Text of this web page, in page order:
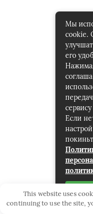
Мы
cookie.
его
Если
This website uses
continuing to use the site,